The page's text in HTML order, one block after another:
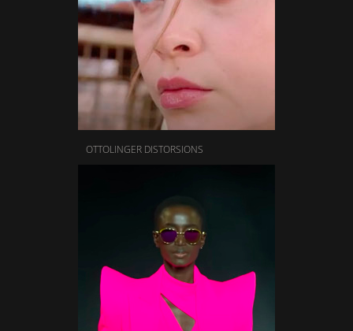
OTTOLINGER DISTORSIONS